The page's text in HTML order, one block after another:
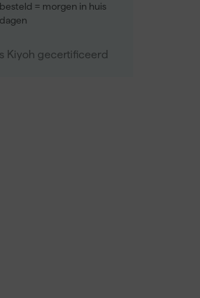
= morgen in huis
Kiyoh gecertificeerd